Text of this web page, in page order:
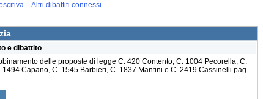
Altri dibattiti connessi
e dibattito
delle proposte di legge C. 420 Contento, C. 1004 Pecorella, C.
1494 Capano, C. 1545 Barbieri, C. 1837 Mantini e C. 2419 Cassinelli pag.